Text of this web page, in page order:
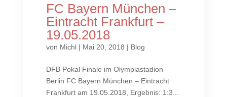
FC Bayern München –
Eintracht Frankfurt –
19.05.2018
von Michl| Mai 20, 2018 | Blog
DFB Pokal Finale im Olympiastadion
Berlin FC Bayern München – Eintracht
Frankfurt am 19.05.2018, Ergebnis: 1:3...